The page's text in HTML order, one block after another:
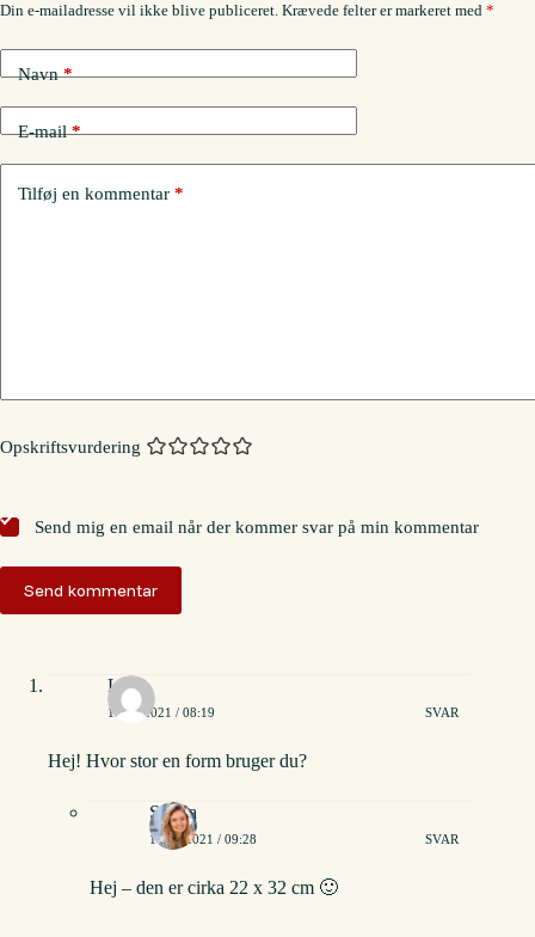
Din e-mailadresse vil ikke blive publiceret. Krævede felter er markeret med *
Navn*
E-mail*
Tilføj en kommentar *
Opskriftsvurdering
Send mig en email når der kommer svar på min kommentar
Send kommentar
Line
18/05/2021 / 08:19 SVAR
Hej! Hvor stor en form bruger du?
Stinna
18/05/2021 / 09:28 SVAR
Hej – den er cirka 22 x 32 cm 🙂